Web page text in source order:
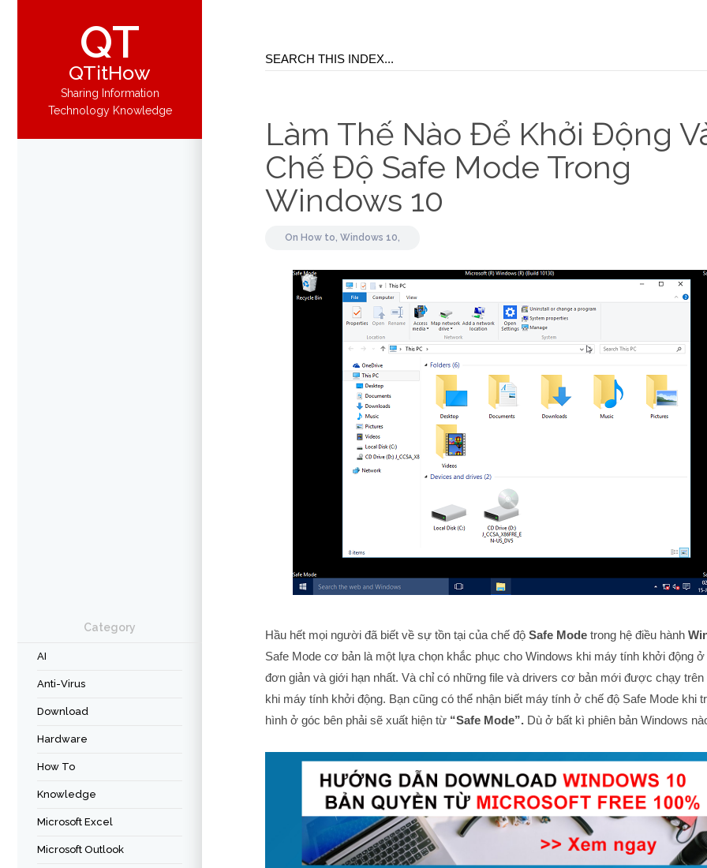
QT
QTitHow
Sharing Information
Technology Knowledge
Category
AI
Anti-Virus
Download
Hardware
How To
Knowledge
Microsoft Excel
Microsoft Outlook
Làm Thế Nào Để Khởi Động
Chế Độ Safe Mode Trong
Windows 10
On How to, Windows 10,
Hầu hết mọi người đã biết về sự tồn tại của chế độ Safe Mode trong hệ điều hành
Safe Mode cơ bản là một lựa chọn khắc phục cho Windows khi máy tính khởi động ở
đơn giản và giới hạn nhất. Và chỉ có những file và drivers cơ bản mới được chạy trên
khi máy tính khởi động. Bạn cũng có thể nhận biết máy tính ở chế độ Safe Mode khi
hình ở góc bên phải sẽ xuất hiện từ “Safe Mode”. Dù ở bất kì phiên bản Windows